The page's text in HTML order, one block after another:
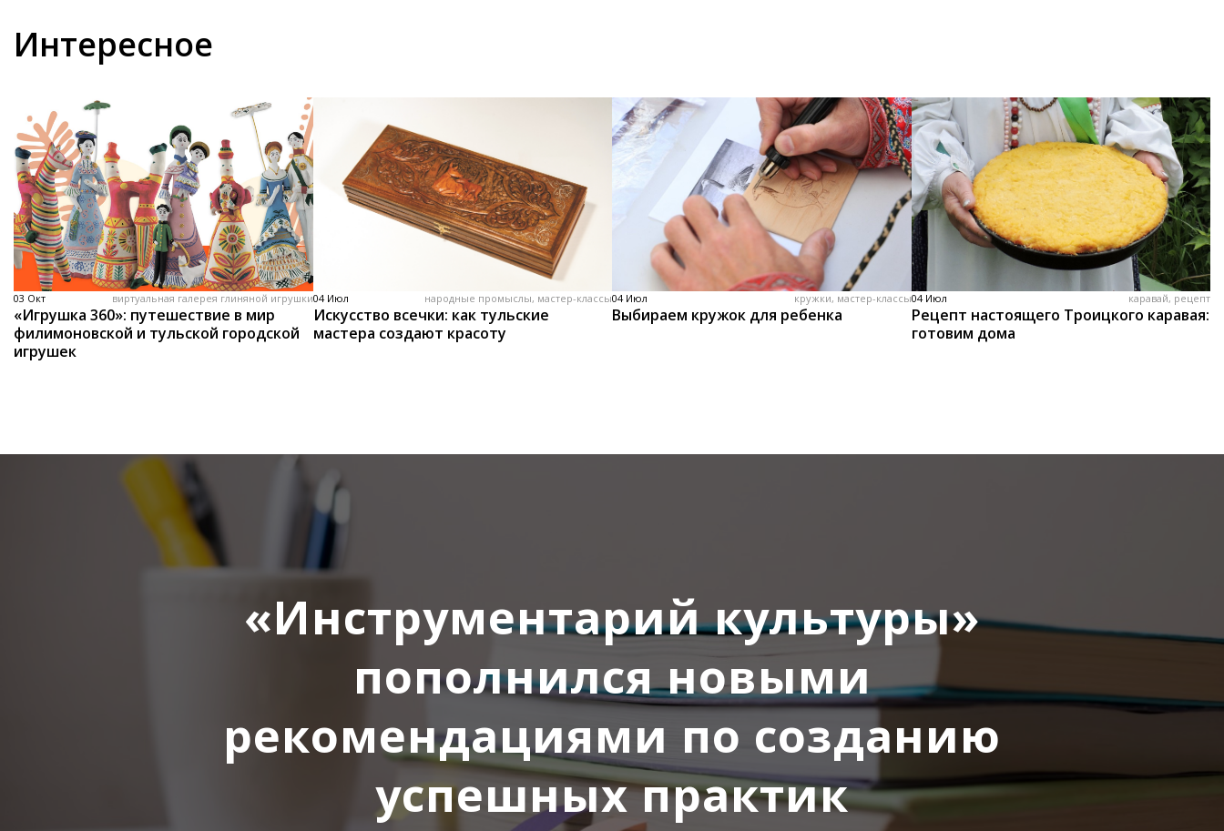
Интересное
03 Окт виртуальная галерея глиняной игрушки
«Игрушка 360»: путешествие в мир
филимоновской и тульской городской
игрушек
04 Июл народные промыслы, мастер-классы
Искусство всечки: как тульские
мастера создают красоту
04 Июл кружки, мастер-классы
Выбираем кружок для ребенка
04 Июл каравай, рецепт
Рецепт настоящего Троицкого каравая:
готовим дома
«Инструментарий культуры»
пополнился новыми
рекомендациями по созданию
успешных практик